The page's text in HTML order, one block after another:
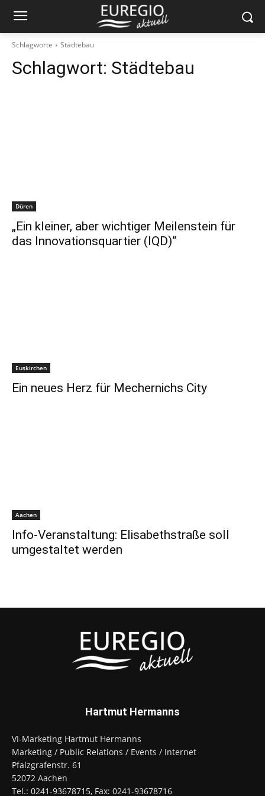
Schlagworte Städtebau
Schlagwort: Städtebau
Düren
„Ein kleiner, aber wichtiger Meilenstein für
das Innovationsquartier (IQD)“
Euskirchen
Ein neues Herz für Mechernichs City
Aachen
Info-Veranstaltung: Elisabethstraße soll
umgestaltet werden
Hartmut Hermanns
VI-Marketing Hartmut Hermanns
Marketing / Public Relations / Events / Internet
Pfalzgrafenstr. 61
52072 Aachen
Tel.: 0241-93678715, Fax: 0241-93678716